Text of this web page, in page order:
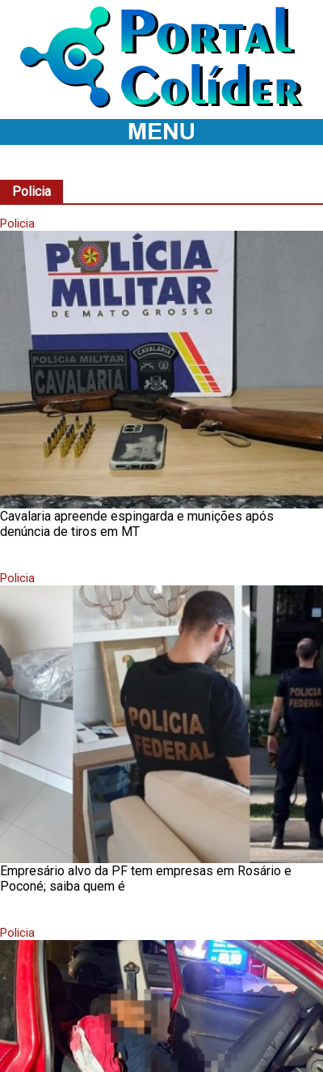
ESPORTES
ECONOMIA
POLITICA
FALE CONOSCO
Policia
Policia
Cavalaria apreende espingarda e munições após
denúncia de tiros em MT
Policia
Empresário alvo da PF tem empresas em Rosário e
Poconé; saiba quem é
Policia